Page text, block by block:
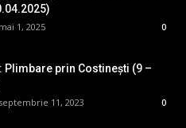
mai 1, 2025 0
Plimbare prin Costinești (9 –
septembrie 11, 2023 0